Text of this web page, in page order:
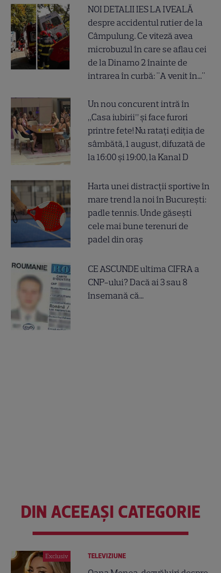
NOI DETALII IES LA IVEALĂ
despre accidentul rutier de la
Câmpulung. Ce viteză avea
microbuzul în care se aflau cei
de la Dinamo 2 înainte de
intrarea în curbă: "A venit în..."
Un nou concurent intră în
„Casa iubirii” și face furori
printre fete! Nu ratați ediția de
sâmbătă, 1 august, difuzată de
la 16:00 și 19:00, la Kanal D
Harta unei distracții sportive în
mare trend la noi în București:
padle tennis. Unde găsești
cele mai bune terenuri de
padel din oraș
CE ASCUNDE ultima CIFRA a
CNP-ului? Dacă ai 3 sau 8
însemană că...
DIN ACEEAȘI CATEGORIE
Exclusiv TELEVIZIUNE